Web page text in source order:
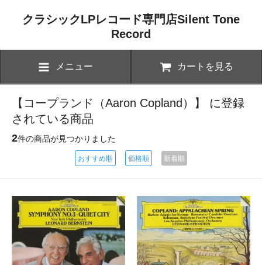
クラシックLPレコード専門店Silent Tone
Record
メニュー カートを見る
【コープランド（Aaron Copland）】 に登録
されている商品
2件の商品が見つかりました
おすすめ順 価格順 新着順